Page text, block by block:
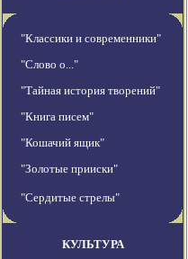
"Классики и современники"
"Слово о..."
"Тайная история творений"
"Книга писем"
"Кошачий ящик"
"Золотые прииски"
"Сердитые стрелы"
КУЛЬТУРА